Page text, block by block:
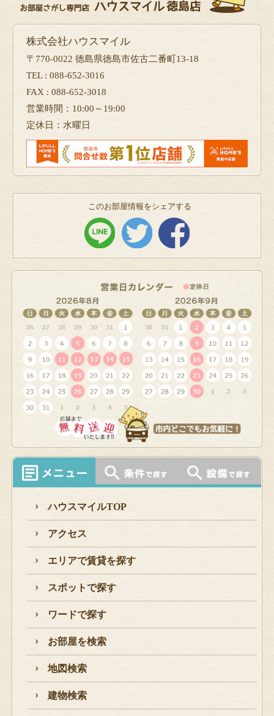
株式会社ハウスマイル
〒770-0022 徳島県徳島市佐古二番町13-18
TEL : 088-652-3016
FAX : 088-652-3018
営業時間：10:00～19:00
定休日：水曜日
このお部屋情報をシェアする
ハウスマイルTOP
アクセス
エリアで賃貸を探す
スポットで探す
ワードで探す
お部屋を検索
地図検索
建物検索